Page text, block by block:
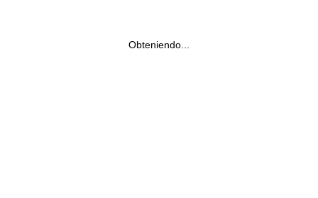
Obteniendo...